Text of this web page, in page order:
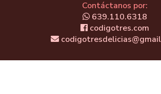
Contáctanos por:
639.110.6318
codigotres.com